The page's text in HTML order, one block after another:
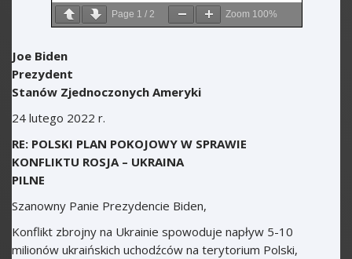
Page 1 /2 Zoom 100%
Joe Biden
Prezydent
Stanów Zjednoczonych Ameryki
24 lutego 2022 r.
RE: POLSKI PLAN POKOJOWY W SPRAWIE
KONFLIKTU ROSJA – UKRAINA
PILNE
Szanowny Panie Prezydencie Biden,
Konflikt zbrojny na Ukrainie spowoduje napływ 5-10
milionów ukraińskich uchodźców na terytorium Polski,